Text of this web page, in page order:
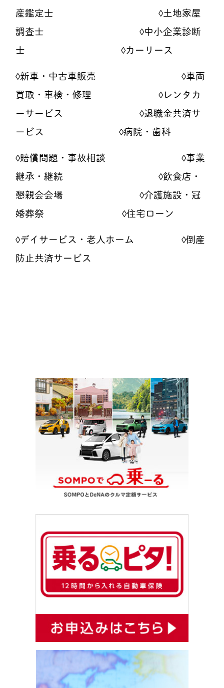
産鑑定士 ◊土地家屋
調査士 ◊中小企業診断
士 ◊カーリース
◊新車・中古車販売 ◊車両
買取・車検・修理 ◊レンタカ
ーサービス ◊退職金共済サ
ービス ◊病院・歯科
◊賠償問題・事故相談 ◊事業
継承・継続 ◊飲食店・
懇親会会場 ◊介護施設・冠
婚葬祭 ◊住宅ローン
◊デイサービス・老人ホーム ◊倒産
防止共済サービス